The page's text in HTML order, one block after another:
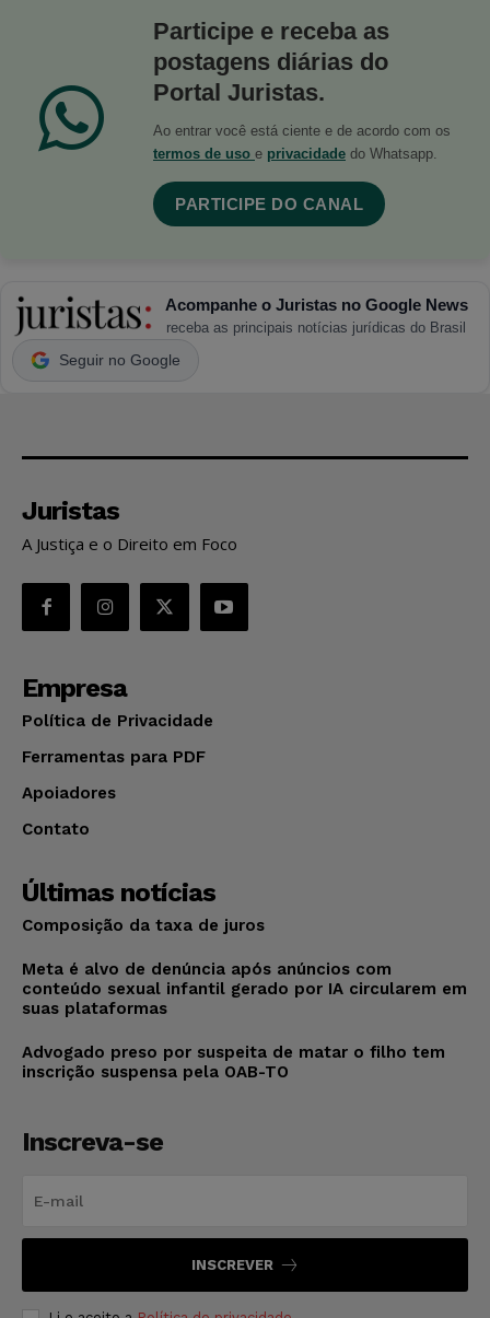
Participe e receba as
postagens diárias do
Portal Juristas.
Ao entrar você está ciente e de acordo com os
termos de uso e privacidade do Whatsapp.
PARTICIPE DO CANAL
Acompanhe o Juristas no Google News
receba as principais notícias jurídicas do Brasil
Seguir no Google
Juristas
A Justiça e o Direito em Foco
Empresa
Política de Privacidade
Ferramentas para PDF
Apoiadores
Contato
Últimas notícias
Composição da taxa de juros
Meta é alvo de denúncia após anúncios com
conteúdo sexual infantil gerado por IA circularem em
suas plataformas
Advogado preso por suspeita de matar o filho tem
inscrição suspensa pela OAB-TO
Inscreva-se
INSCREVER